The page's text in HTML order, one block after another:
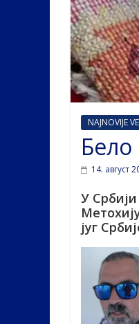
NAJNOVIJE
Бело
14. август
У
југ